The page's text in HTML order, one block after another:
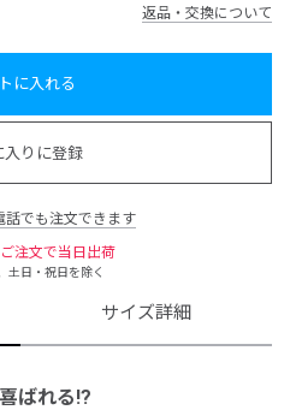
返品・交換について
に入れる
入りに登録
話でも注文できます
注文で当日出荷
土日・祝日を除く
サイズ詳細
ばれる!?